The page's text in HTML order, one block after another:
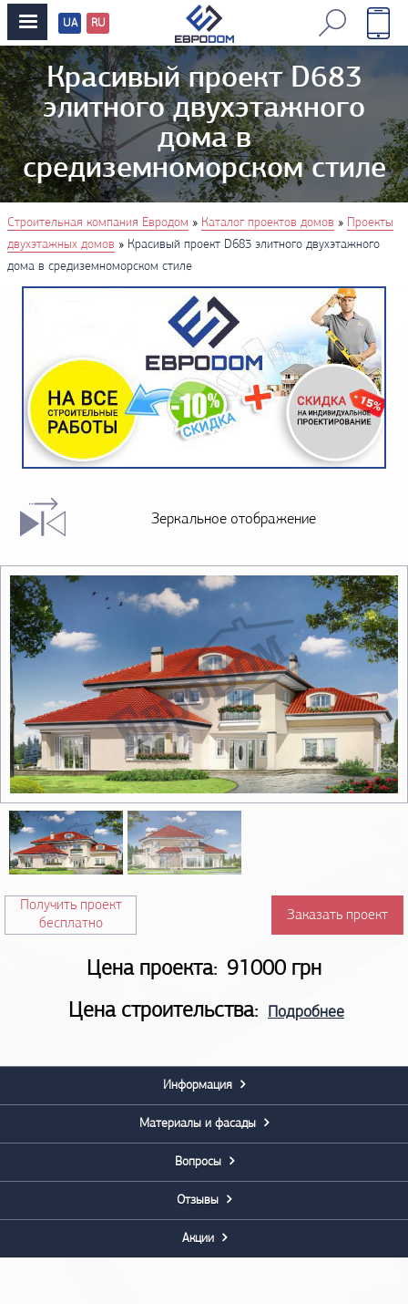
Красивый проект D683
элитного двухэтажного
дома в
средиземноморском стиле
Строительная компания Евродом » Каталог проектов домов » Проекты
двухэтажных домов » Красивый проект D683 элитного двухэтажного
дома в средиземноморском стиле
Зеркальное отображение
Получить проект
бесплатно
Заказать проект
Цена проекта: 91000 грн
Цена строительства:
Подробнее
Информация
Материалы и фасады
Вопросы
Отзывы
Акции
Перевод
сайтов
UA RU